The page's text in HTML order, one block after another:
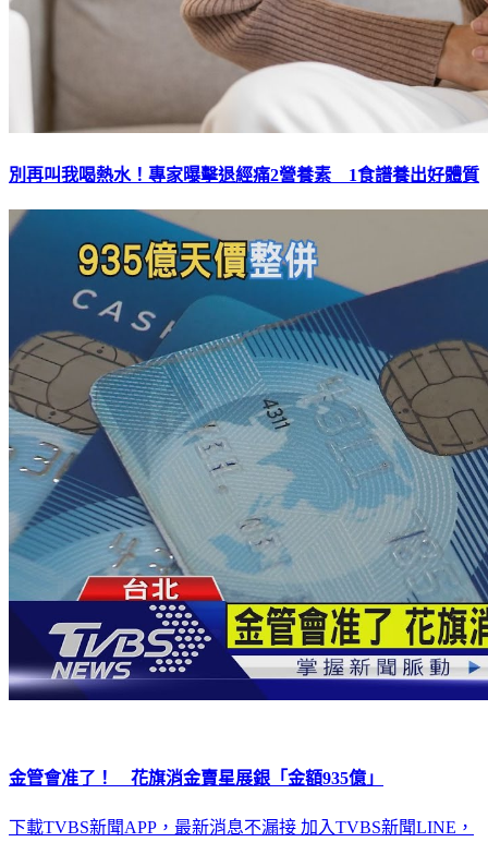
別再叫我喝熱水！專家曝擊退經痛2營養素 1食譜養出好體質
金管會准了！ 花旗消金賣星展銀「金額935億」
下載TVBS新聞APP，最新消息不漏接 加入TVBS新聞LINE，